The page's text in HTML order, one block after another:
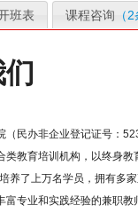
班表 课程咨询 （2
（民办非企业登记证号：
类教育培训机构，以终身教
养了上万名学员，拥有多家
富专业和实践经验的兼职教